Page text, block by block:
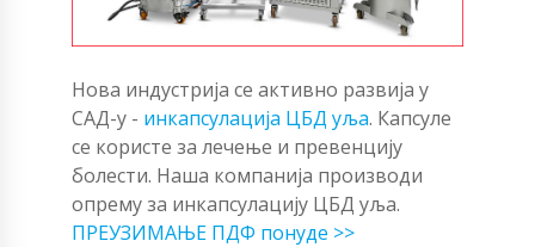
Нова индустрија се активно развија у
САД-у - инкапсулација ЦБД уља. Капсуле
се користе за лечење и превенцију
болести. Наша компанија производи
опрему за инкапсулацију ЦБД уља.
ПРЕУЗИМАЊЕ ПДФ понуде >>